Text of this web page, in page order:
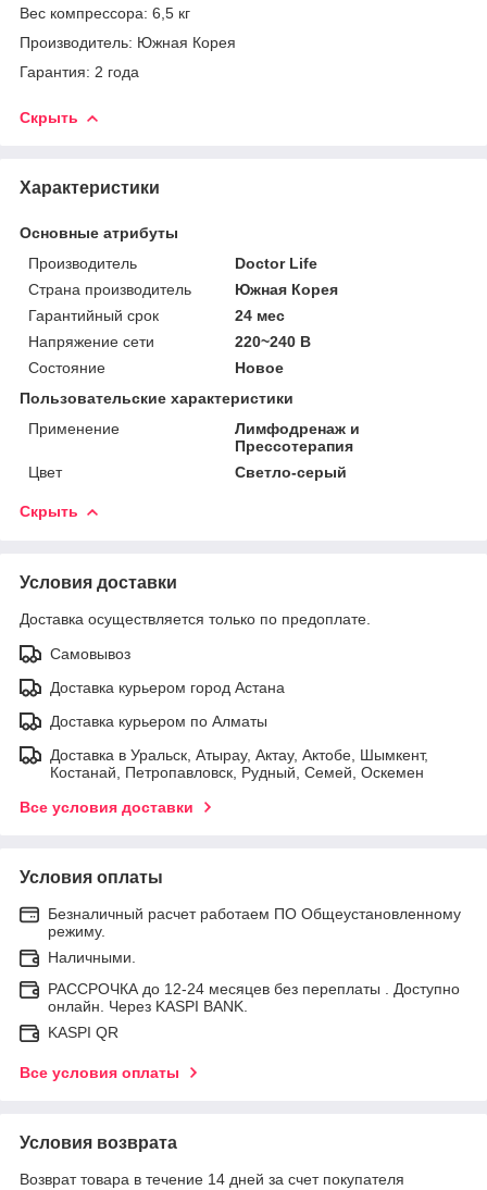
Вес компрессора: 6,5 кг
Производитель: Южная Корея
Гарантия: 2 года
Скрыть
Характеристики
Основные атрибуты
Производитель
Doctor Life
Страна производитель
Южная Корея
Гарантийный срок
24 мес
Напряжение сети
220~240 В
Состояние
Новое
Пользовательские характеристики
Применение
Лимфодренаж и
Прессотерапия
Цвет
Светло-серый
Скрыть
Условия доставки
Доставка осуществляется только по предоплате.
Самовывоз
Доставка курьером город Астана
Доставка курьером по Алматы
Доставка в Уральск, Атырау, Актау, Актобе, Шымкент,
Костанай, Петропавловск, Рудный, Семей, Оскемен
Все условия доставки
Условия оплаты
Безналичный расчет работаем ПО Общеустановленному
режиму.
Наличными.
РАССРОЧКА до 12-24 месяцев без переплаты . Доступно
онлайн. Через KASPI BANK.
KASPI QR
Все условия оплаты
Условия возврата
Возврат товара в течение 14 дней за счет покупателя